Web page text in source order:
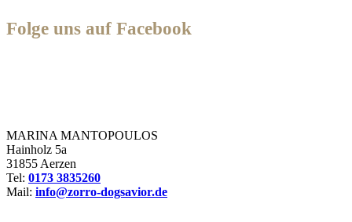
Folge uns auf Facebook
MARINA MANTOPOULOS
Hainholz 5a
31855 Aerzen
Tel: 0173 3835260
Mail: info@zorro-dogsavior.de